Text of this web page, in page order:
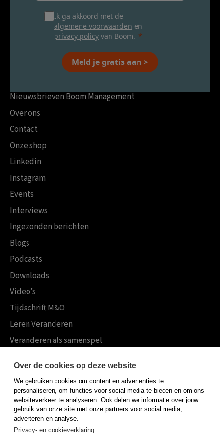
Ik ga akkoord met de
algemene voorwaarden en
privacy policy van Boom.
Meld je gratis aan >
Nieuwsbrieven Boom Management
Over ons
Contact
Onze shop
Linkedin
Instagram
Events
Interviews
Ingezonden berichten
Blogs
Podcasts
Downloads
Video’s
Tijdschrift M&O
Leren Veranderen
Veranderen als samenspel
Koninklijke Boom uitgevers
Boom Psychologie
Boom Hoger Onderwijs
Over de cookies op deze website
We gebruiken cookies om content en advertenties te
personaliseren, om functies voor social media te bieden en om ons
websiteverkeer te analyseren. Ook delen we informatie over jouw
gebruik van onze site met onze partners voor social media,
adverteren en analyse.
Privacy- en cookieverklaring